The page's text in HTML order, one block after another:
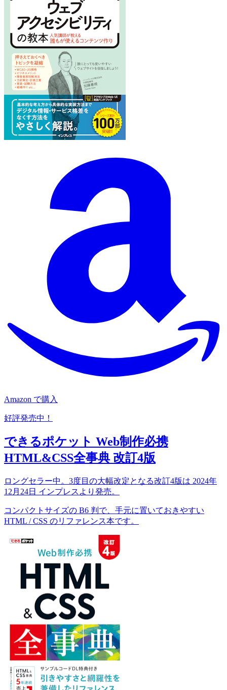
Amazon で購入
好評発売中！
できるポケット Web制作必携
HTML&CSS全事典 改訂4版
ロングセラー中。3度目の大幅改定となる改訂4版は 2024年
12月24日 インプレスより発売。
コンパクトサイズの B6 判で、手元に置いておきやすい
HTML / CSS のリファレンス本です。